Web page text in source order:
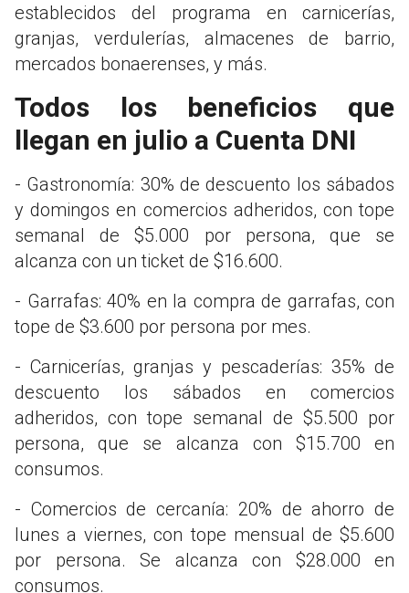
establecidos del programa en carnicerías,
granjas, verdulerías, almacenes de barrio,
mercados bonaerenses, y más.
Todos los beneficios que
llegan en julio a Cuenta DNI
- Gastronomía: 30% de descuento los sábados
y domingos en comercios adheridos, con tope
semanal de $5.000 por persona, que se
alcanza con un ticket de $16.600.
- Garrafas: 40% en la compra de garrafas, con
tope de $3.600 por persona por mes.
- Carnicerías, granjas y pescaderías: 35% de
descuento los sábados en comercios
adheridos, con tope semanal de $5.500 por
persona, que se alcanza con $15.700 en
consumos.
- Comercios de cercanía: 20% de ahorro de
lunes a viernes, con tope mensual de $5.600
por persona. Se alcanza con $28.000 en
consumos.